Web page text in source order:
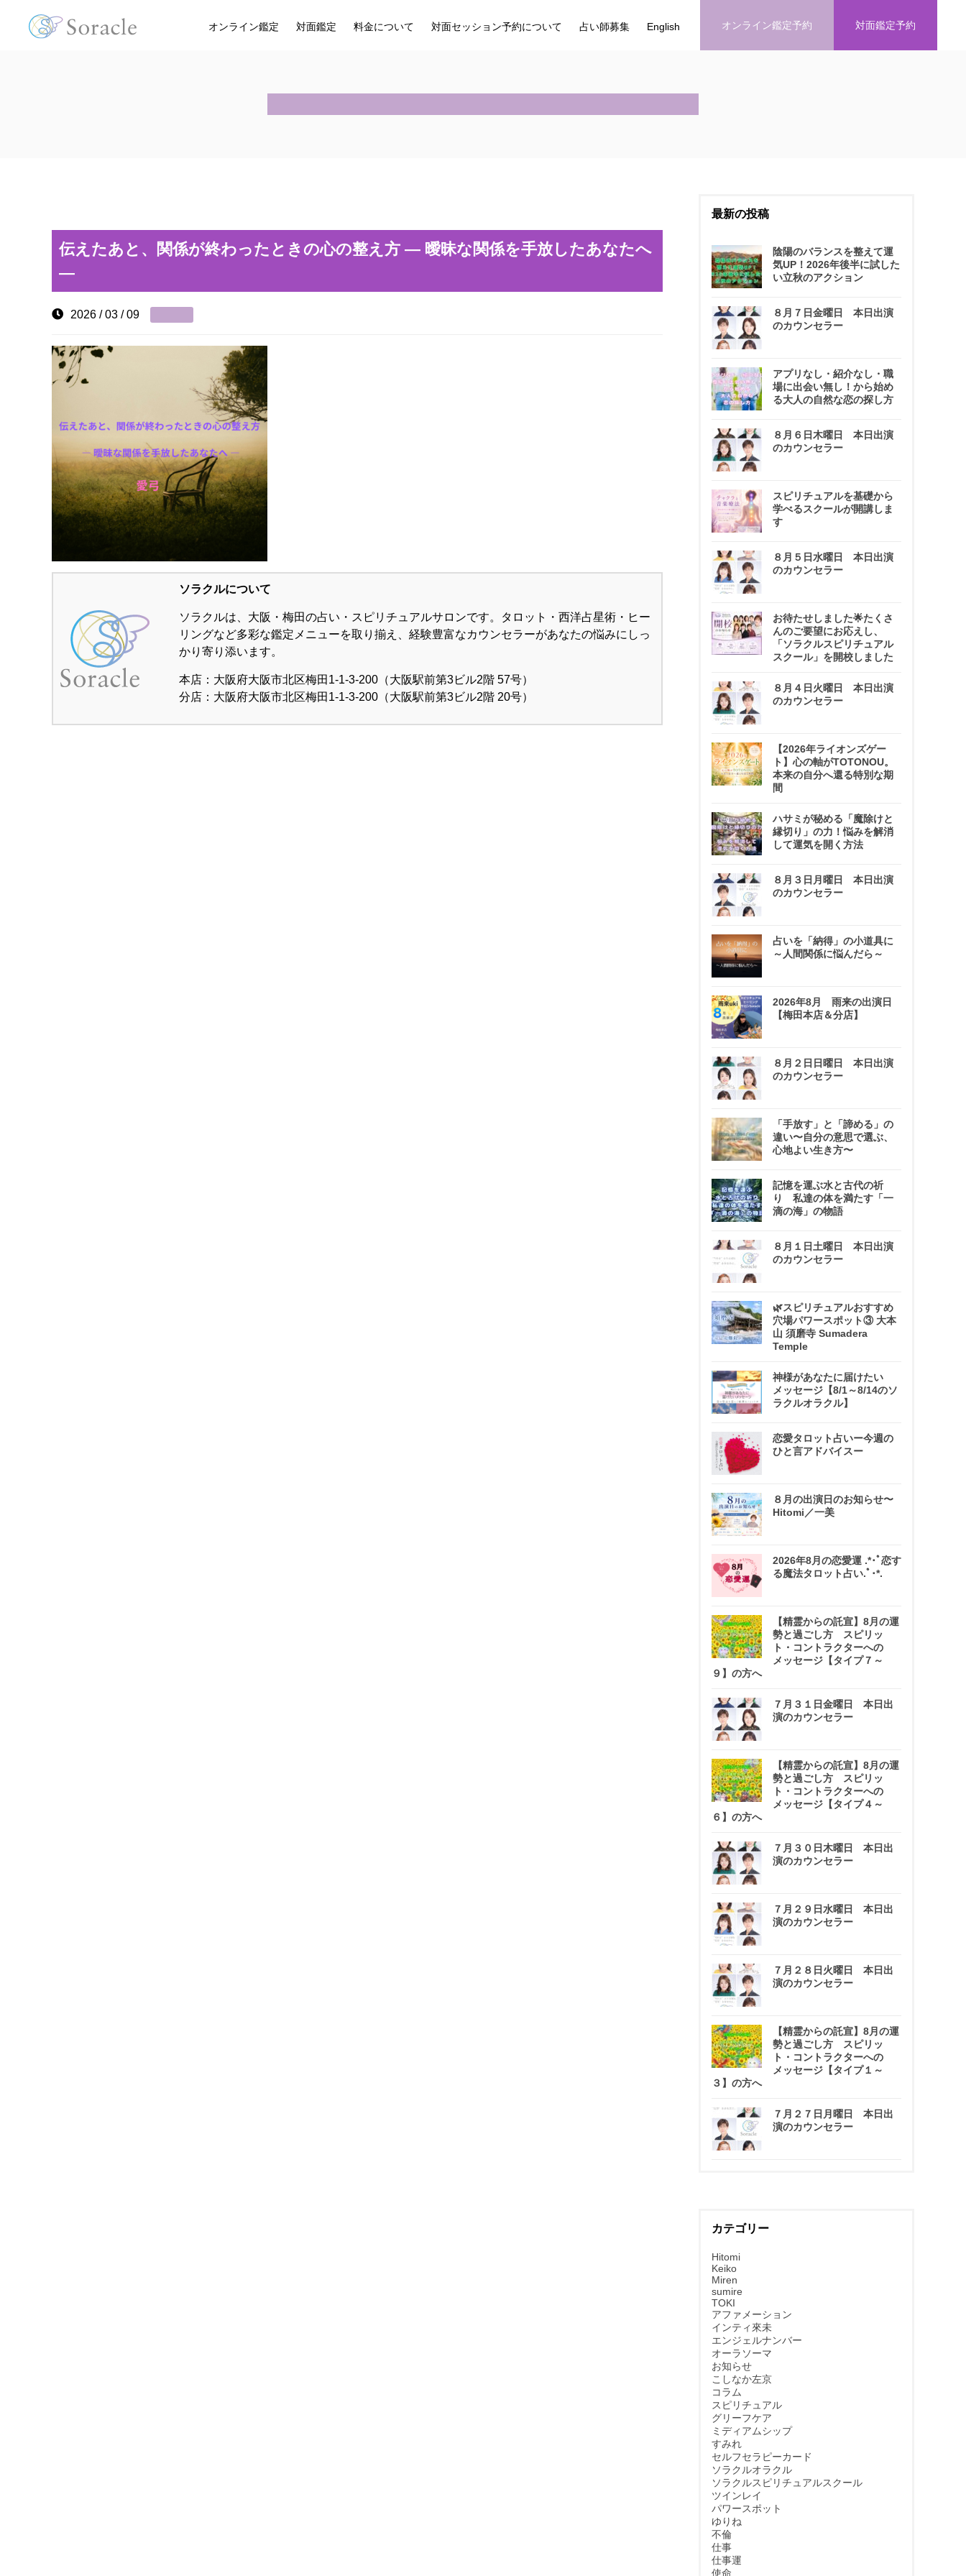
オンライン鑑定 対面鑑定 料金について 対面セッション予約について 占い師募集 English オンライン鑑定予約 対面鑑定予約
伝えたあと、関係が終わったときの心の整え方 ― 曖昧な関係を手放したあなたへ
―
2026 / 03 / 09
ソラクルについて
ソラクルは、大阪・梅田の占い・スピリチュアルサロンです。タロット・西洋占星術・ヒー
リングなど多彩な鑑定メニューを取り揃え、経験豊富なカウンセラーがあなたの悩みにしっ
かり寄り添います。
本店：大阪府大阪市北区梅田1-1-3-200（大阪駅前第3ビル2階 57号）
分店：大阪府大阪市北区梅田1-1-3-200（大阪駅前第3ビル2階 20号）
最新の投稿
陰陽のバランスを整えて運
気UP！2026年後半に試した
い立秋のアクション
８月７日金曜日 本日出演
のカウンセラー
アプリなし・紹介なし・職
場に出会い無し！から始め
る大人の自然な恋の探し方
８月６日木曜日 本日出演
のカウンセラー
スピリチュアルを基礎から
学べるスクールが開講しま
す
８月５日水曜日 本日出演
のカウンセラー
お待たせしました🌟たくさ
んのご要望にお応えし、
「ソラクルスピリチュアル
スクール」を開校しました
８月４日火曜日 本日出演
のカウンセラー
【2026年ライオンズゲー
ト】心の軸がTOTONOU。
本来の自分へ還る特別な期
間
ハサミが秘める「魔除けと
縁切り」の力！悩みを解消
して運気を開く方法
８月３日月曜日 本日出演
のカウンセラー
占いを「納得」の小道具に
～人間関係に悩んだら～
2026年8月 雨来の出演日
【梅田本店＆分店】
８月２日日曜日 本日出演
のカウンセラー
「手放す」と「諦める」の
違い〜自分の意思で選ぶ、
心地よい生き方〜
記憶を運ぶ水と古代の祈
り 私達の体を満たす「一
滴の海」の物語
８月１日土曜日 本日出演
のカウンセラー
🌿スピリチュアルおすすめ
穴場パワースポット③ 大本
山 須磨寺 Sumadera
Temple
神様があなたに届けたい
メッセージ【8/1～8/14のソ
ラクルオラクル】
恋愛タロット占いー今週の
ひと言アドバイスー
８月の出演日のお知らせ〜
Hitomi／一美
2026年8月の恋愛運 .*･ﾟ恋す
る魔法タロット占い.ﾟ･*.
【精霊からの託宣】8月の運
勢と過ごし方 スピリッ
ト・コントラクターへの
メッセージ【タイプ７～
９】の方へ
７月３１日金曜日 本日出
演のカウンセラー
【精霊からの託宣】8月の運
勢と過ごし方 スピリッ
ト・コントラクターへの
メッセージ【タイプ４～
６】の方へ
７月３０日木曜日 本日出
演のカウンセラー
７月２９日水曜日 本日出
演のカウンセラー
７月２８日火曜日 本日出
演のカウンセラー
【精霊からの託宣】8月の運
勢と過ごし方 スピリッ
ト・コントラクターへの
メッセージ【タイプ１～
３】の方へ
７月２７日月曜日 本日出
演のカウンセラー
カテゴリー
Hitomi
Keiko
Miren
sumire
TOKI
アファメーション
インティ來未
エンジェルナンバー
オーラソーマ
お知らせ
こしなか左京
コラム
スピリチュアル
グリーフケア
ミディアムシップ
すみれ
セルフセラピーカード
ソラクルオラクル
ソラクルスピリチュアルスクール
ツインレイ
パワースポット
ゆりね
不倫
仕事
仕事運
使命